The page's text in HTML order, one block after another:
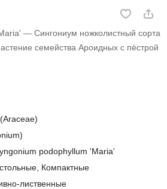
— Сингониум ножколистный сорта
семейства Ароидных с пёстрой
podophyllum 'Maria'
Компактные
лиственные